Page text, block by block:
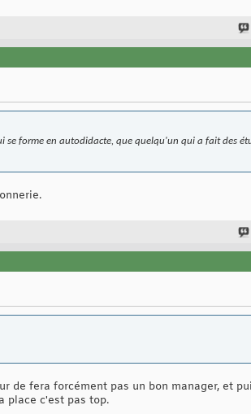
forme en autodidacte, que quelqu'un qui a fait des
de fera forcément pas un bon manager, et
place c'est pas top.